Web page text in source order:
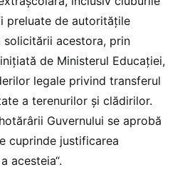
preluate de autoritățile
solicitării acestora, prin
de Ministerul Educației,
legale privind transferul
a terenurilor și clădirilor.
Guvernului se aprobă
cuprinde justificarea
acesteia“.